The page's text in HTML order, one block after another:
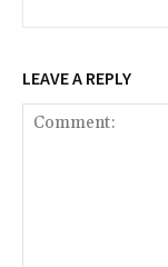
LEAVE A REPLY